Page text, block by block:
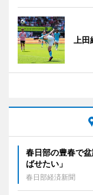
上
春日部の豊春で
ばせたい」
春日部経済新聞